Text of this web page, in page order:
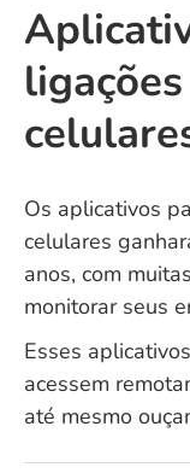
Os aplicativos
celulares
anos, com
monitorar seus
Esses
acessem
até mesmo